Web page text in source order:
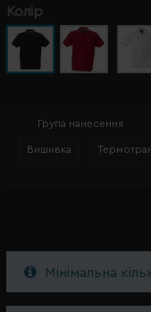
Колір
Група нанесення
Вишивка
Мінімальна